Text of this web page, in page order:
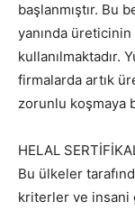
başlanmıştır. Bu
yanında
kullanılmaktadır.
firmalarda artık
zorunlu koşmaya
HELAL
Bu ülkeler
kriterler ve insani